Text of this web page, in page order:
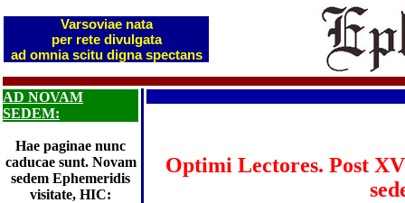
Varsoviae nata
per rete divulgata
ad omnia scitu digna spectans
AD NOVAM
SEDEM:
Hae paginae nunc
caducae sunt. Novam
sedem Ephemeridis
visitate, HIC:
Optimi Lectores. Post